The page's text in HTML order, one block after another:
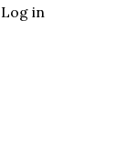
Log in